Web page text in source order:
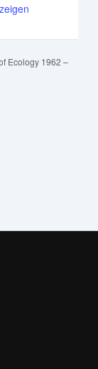
Ecology 1962 –